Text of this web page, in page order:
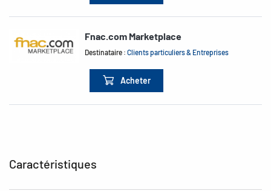
Fnac.com Marketplace
Destinataire :Clients particuliers & Entreprises
Acheter
Caractéristiques